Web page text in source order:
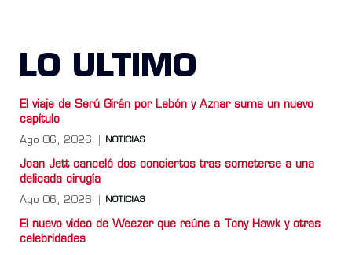
LO ULTIMO
El viaje de Serú Girán por Lebón y Aznar suma un nuevo
capítulo
Ago 06, 2026 NOTICIAS
Joan Jett canceló dos conciertos tras someterse a una
delicada cirugía
Ago 06, 2026 NOTICIAS
El nuevo video de Weezer que reúne a Tony Hawk y otras
celebridades